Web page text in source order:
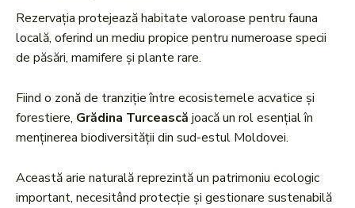
Rezervația protejează habitate valoroase pentru fauna
locală, oferind un mediu propice pentru numeroase specii
de păsări, mamifere și plante rare.
Fiind o zonă de tranziție între ecosistemele acvatice și
forestiere, Grădina Turcească joacă un rol esențial în
menținerea biodiversității din sud-estul Moldovei.
Această arie naturală reprezintă un patrimoniu ecologic
important, necesitând protecție și gestionare sustenabilă